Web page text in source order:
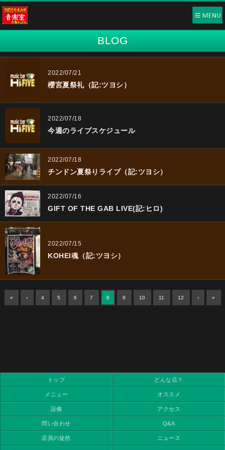
BLOG
2022/07/21
櫻宮夏祭礼（記:ツヨシ）
2022/07/18
今週のライブスケジュール
2022/07/18
チンドン夏祭りライブ（記:ツヨシ）
2022/07/16
GIFT OF THE GAB LIVE(記:ヒロ)
2022/07/15
KOHEI魂（記:ツヨシ）
« ‹ 4 5 6 7 8 9 10 11 12 › »
トップ どんな店？
メニュー オススメ
設備 アクセス
問い合わせ Q&A
店員の徒然 ニュース